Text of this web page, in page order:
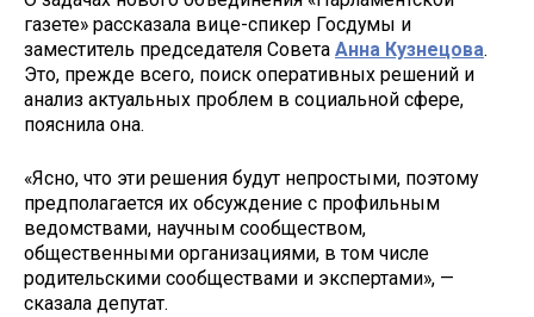
газете» рассказала вице-спикер Госдумы и
заместитель председателя Совета Анна Кузнецова.
Это, прежде всего, поиск оперативных решений и
анализ актуальных проблем в социальной сфере,
пояснила она.
«Ясно, что эти решения будут непростыми, поэтому
предполагается их обсуждение с профильным
ведомствами, научным сообществом,
общественными организациями, в том числе
родительскими сообществами и экспертами», —
сказала депутат.